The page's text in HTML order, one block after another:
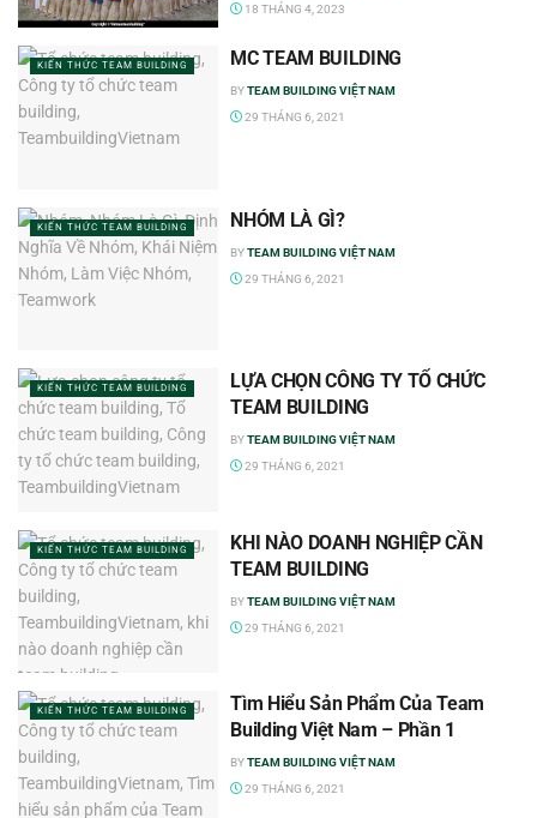
18 THÁNG 4, 2023
KIẾN THỨC TEAM BUILDING MC TEAM BUILDING
BYTEAM BUILDING VIỆT NAM
29 THÁNG 6, 2021
KIẾN THỨC TEAM BUILDING NHÓM LÀ GÌ?
BYTEAM BUILDING VIỆT NAM
29 THÁNG 6, 2021
KIẾN THỨC TEAM BUILDING
LỰA CHỌN CÔNG TY TỔ CHỨC
TEAM BUILDING
BYTEAM BUILDING VIỆT NAM
29 THÁNG 6, 2021
KIẾN THỨC TEAM BUILDING
KHI NÀO DOANH NGHIỆP CẦN
TEAM BUILDING
BYTEAM BUILDING VIỆT NAM
29 THÁNG 6, 2021
KIẾN THỨC TEAM BUILDING
Tìm Hiểu Sản Phẩm Của Team
Building Việt Nam – Phần 1
BYTEAM BUILDING VIỆT NAM
29 THÁNG 6, 2021